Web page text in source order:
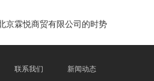
京霖悦商贸有限公司的时势
联系我们 新闻动态